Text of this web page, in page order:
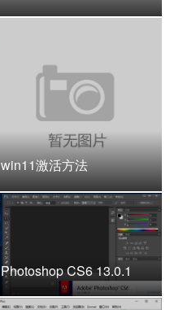
win11激活方法
Photoshop CS6 13.0.1